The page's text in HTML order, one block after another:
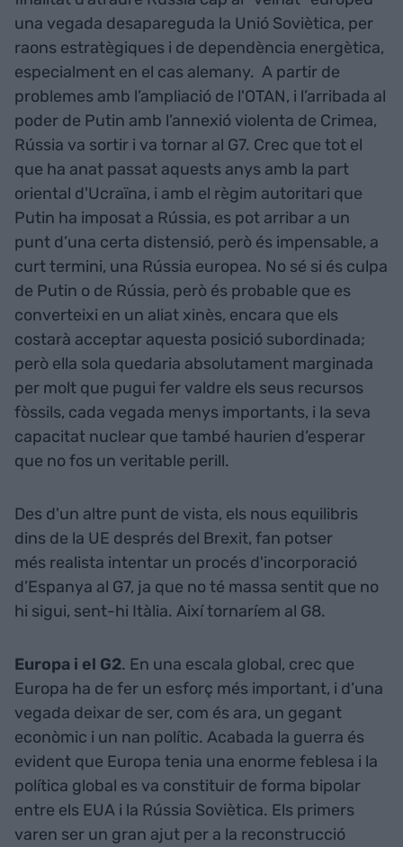
una vegada desapareguda la Unió Soviètica, per
raons estratègiques i de dependència energètica,
especialment en el cas alemany. A partir de
problemes amb l’ampliació de l'OTAN, i l’arribada al
poder de Putin amb l’annexió violenta de Crimea,
Rússia va sortir i va tornar al G7. Crec que tot el
que ha anat passat aquests anys amb la part
oriental d'Ucraïna, i amb el règim autoritari que
Putin ha imposat a Rússia, es pot arribar a un
punt d’una certa distensió, però és impensable, a
curt termini, una Rússia europea. No sé si és culpa
de Putin o de Rússia, però és probable que es
converteixi en un aliat xinès, encara que els
costarà acceptar aquesta posició subordinada;
però ella sola quedaria absolutament marginada
per molt que pugui fer valdre els seus recursos
fòssils, cada vegada menys importants, i la seva
capacitat nuclear que també haurien d’esperar
que no fos un veritable perill.
Des d'un altre punt de vista, els nous equilibris
dins de la UE després del Brexit, fan potser
més realista intentar un procés d'incorporació
d’Espanya al G7, ja que no té massa sentit que no
hi sigui, sent-hi Itàlia. Així tornaríem al G8.
Europa i el G2. En una escala global, crec que
Europa ha de fer un esforç més important, i d’una
vegada deixar de ser, com és ara, un gegant
econòmic i un nan polític. Acabada la guerra és
evident que Europa tenia una enorme feblesa i la
política global es va constituir de forma bipolar
entre els EUA i la Rússia Soviètica. Els primers
varen ser un gran ajut per a la reconstrucció